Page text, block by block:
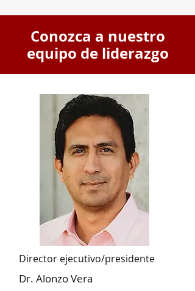
Conozca a nuestro
equipo de liderazgo
Director ejecutivo/presidente
Dr. Alonzo Vera